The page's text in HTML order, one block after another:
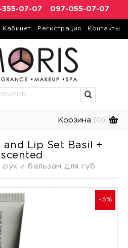
355-07-07 097-055-07-07
Кабинет Регистрация Контакты
Корзина (0)
and Lip Set Basil +
и бальзам для губ
-5%